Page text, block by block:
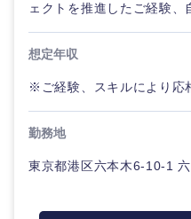
ェクトを推進したご経験、
想定年収
※ご経験、スキルにより応
勤務地
東京都港区六本木6-10-1